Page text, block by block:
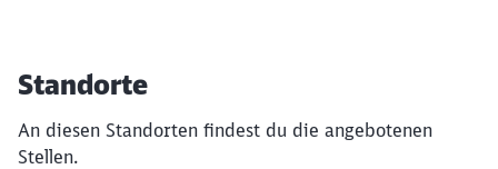
Standorte
An diesen Standorten findest du die angebotenen
Stellen.